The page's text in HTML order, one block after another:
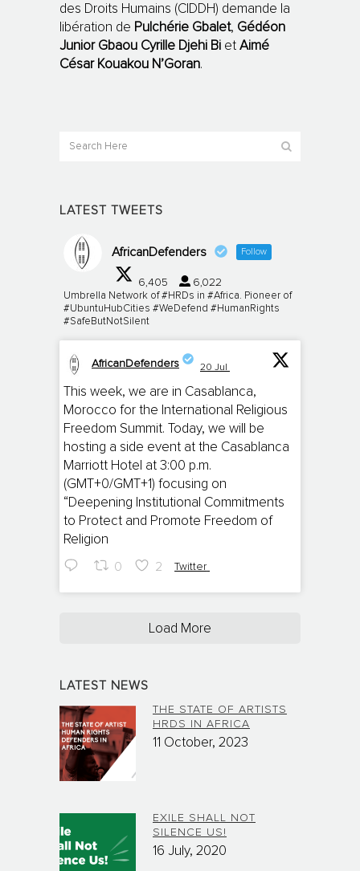
des Droits Humains (CIDDH) demande la
libération de Pulchérie Gbalet, Gédéon
Junior Gbaou Cyrille Djehi Bi et Aimé
César Kouakou N’Goran.
LATEST TWEETS
AfricanDefenders Follow
6,405 6,022
Umbrella Network of #HRDs in #Africa. Pioneer of
#UbuntuHubCities #WeDefend #HumanRights
#SafeButNotSilent
;
AfricanDefenders 20 Jul
This week, we are in Casablanca,
Morocco for the International Religious
Freedom Summit. Today, we will be
hosting a side event at the Casablanca
Marriott Hotel at 3:00 p.m.
(GMT+0/GMT+1) focusing on
“Deepening Institutional Commitments
to Protect and Promote Freedom of
Religion
0 2 Twitter
Load More
LATEST NEWS
THE STATE OF ARTISTS
HRDS IN AFRICA
11 October, 2023
EXILE SHALL NOT
SILENCE US!
16 July, 2020